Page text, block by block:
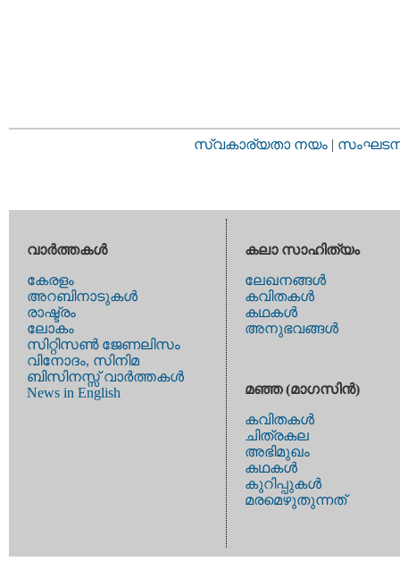
സ്വകാര്യതാ നയം |
വാര്‍ത്തകള്‍
കേരളം
അറബിനാടുകള്‍
രാഷ്ട്രം
ലോകം
സിറ്റിസണ്‍ ജേണലിസം
വിനോദം, സിനിമ
ബിസിനസ്സ് വാര്‍ത്തകള്‍
News in English
കലാ സാഹിത്യം
ലേഖനങ്ങള്‍
കവിതകള്‍
കഥകള്‍
അനുഭവങ്ങള്‍
മഞ്ഞ (മാഗസിന്‍)
കവിതകള്‍
ചിത്രകല
അഭിമുഖം
കഥകള്‍
കുറിപ്പുകള്‍
മരമെഴുതുന്നത്